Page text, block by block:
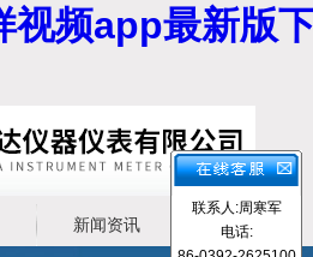
视频app最新版
新闻资讯 产品展示
联系人:周寒军
电话: